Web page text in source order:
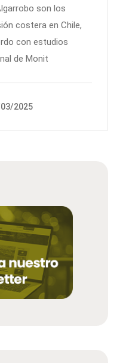
son los
costera en Chile,
con estudios
de Monit
2025